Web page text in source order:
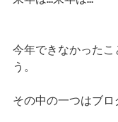
今年できなかった
う。
その中の一つはブロ